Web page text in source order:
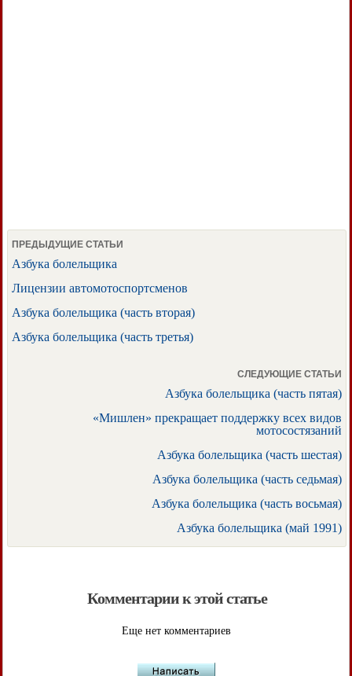
ПРЕДЫДУЩИЕ СТАТЬИ
Азбука болельщика
Лицензии автомотоспортсменов
Азбука болельщика (часть вторая)
Азбука болельщика (часть третья)
СЛЕДУЮЩИЕ СТАТЬИ
Азбука болельщика (часть пятая)
«Мишлен» прекращает поддержку всех видов
мотосостязаний
Азбука болельщика (часть шестая)
Азбука болельщика (часть седьмая)
Азбука болельщика (часть восьмая)
Азбука болельщика (май 1991)
Комментарии к этой статье
Еще нет комментариев